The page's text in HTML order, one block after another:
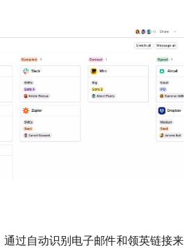
通过自动识别电子邮件和领英链接来